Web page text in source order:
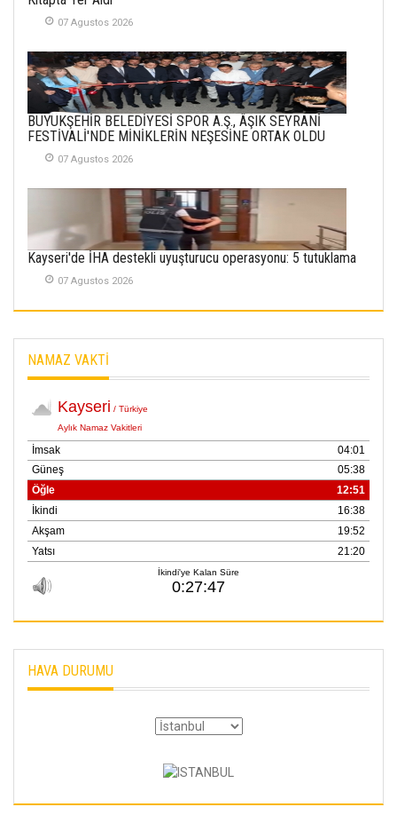
İlgi Alanlarımız ve Biz
02 Ekim 2025
SABAHATTİN
SÜRMEN
07 Agustos 2026
BÜYÜKŞEHİR BELEDİYESİ SPOR A.Ş., ÂŞIK SEYRANİ
FESTİVALİ'NDE MİNİKLERİN NEŞESİNE ORTAK OLDU
07 Agustos 2026
Kayseri'de İHA destekli uyuşturucu operasyonu: 5 tutuklama
07 Agustos 2026
NAMAZ VAKTİ
HAVA DURUMU